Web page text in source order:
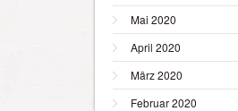
Mai 2020
April 2020
März 2020
Februar 2020